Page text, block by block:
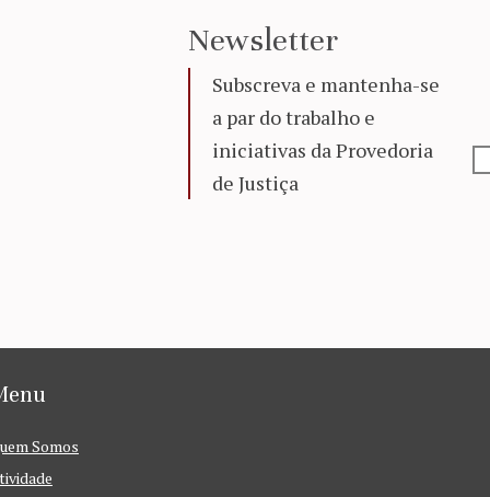
Newsletter
Subscreva e mantenha-se
a par do trabalho e
iniciativas da Provedoria
de Justiça
Somos